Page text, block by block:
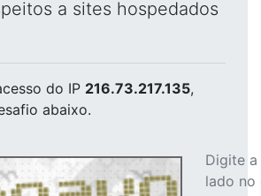
a sites hospedados
do IP 216.73.217.135,
abaixo.
Digite
lado no